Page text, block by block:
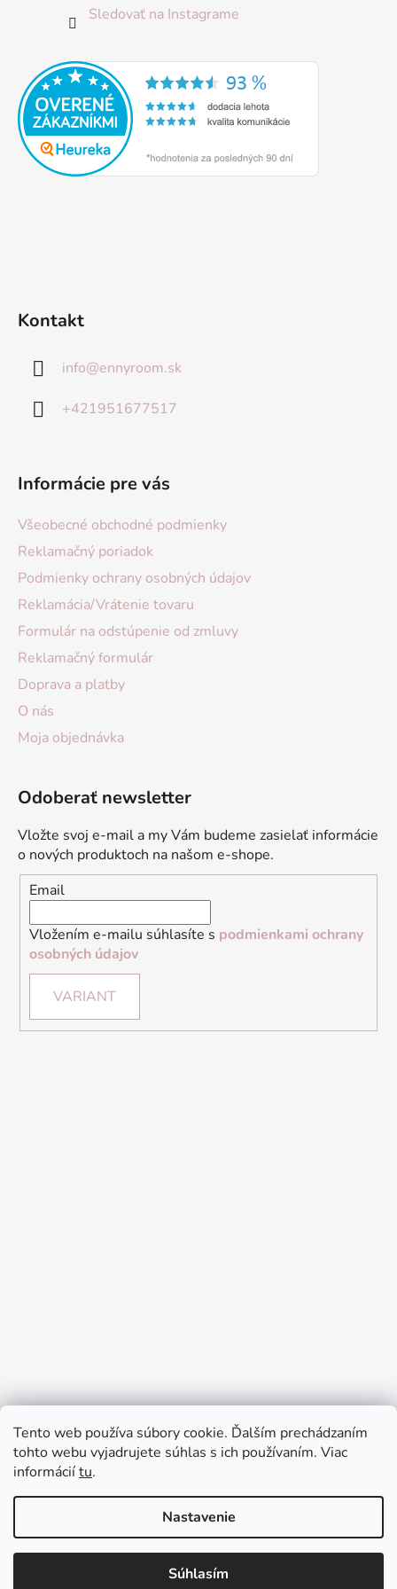
Tento web používa súbory cookie. Ďalším prechádzaním
tohto webu vyjadrujete súhlas s ich používaním. Viac
informáciítu.
Nastavenie
Súhlasím
Sledovať na Instagrame
Kontakt
info@ennyroom.sk
+421951677517
Informácie pre vás
Všeobecné obchodné podmienky
Reklamačný poriadok
Podmienky ochrany osobných údajov
Reklamácia/Vrátenie tovaru
Formulár na odstúpenie od zmluvy
Reklamačný formulár
Doprava a platby
O nás
Moja objednávka
Odoberať newsletter
Vložte svoj e-mail a my Vám budeme zasielať informácie
o nových produktoch na našom e-shope.
Email
Vložením e-mailu súhlasíte s podmienkami ochrany
osobných údajov
VARIANT
Prijímame online platby
Vytvoril Shoptet